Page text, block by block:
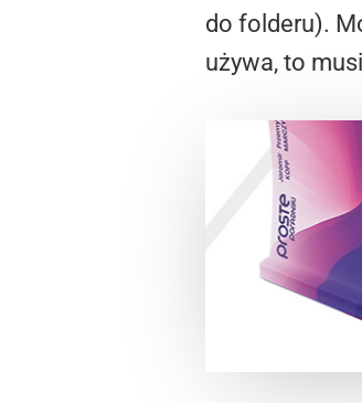
do folderu).
używa, to